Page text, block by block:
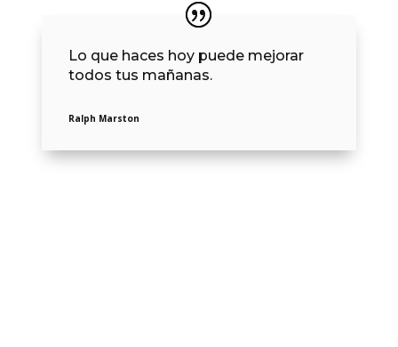
Lo que haces hoy puede mejorar
todos tus mañanas.
Ralph Marston